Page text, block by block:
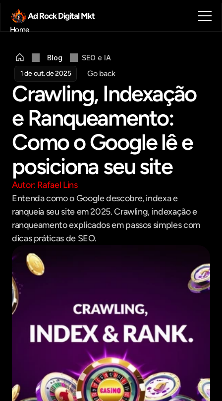
Ad Rock Digital Mkt
Home
Blog
Contato
Get in touch
Blog
SEO e IA
1 de out. de 2025
Go back
Crawling, Indexação
e Ranqueamento:
Como o Google lê e
posiciona seu site
Autor: Rafael Lins
Entenda como o Google descobre, indexa e
ranqueia seu site em 2025. Crawling, indexação e
ranqueamento explicados em passos simples com
dicas práticas de SEO.